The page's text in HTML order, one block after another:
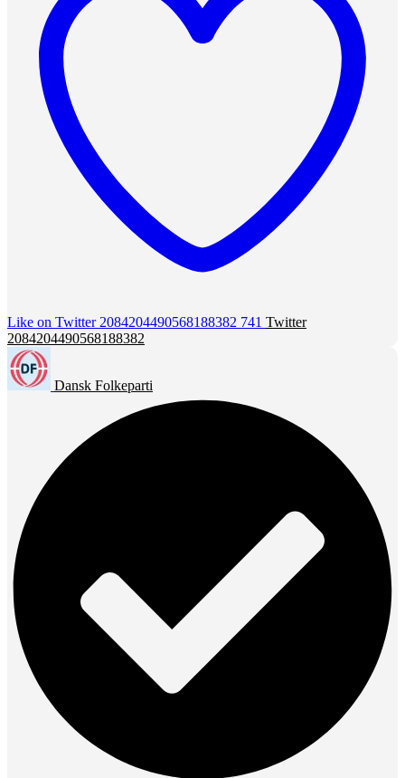
Like on Twitter 2084204490568188382 741 Twitter
2084204490568188382
Dansk Folkeparti